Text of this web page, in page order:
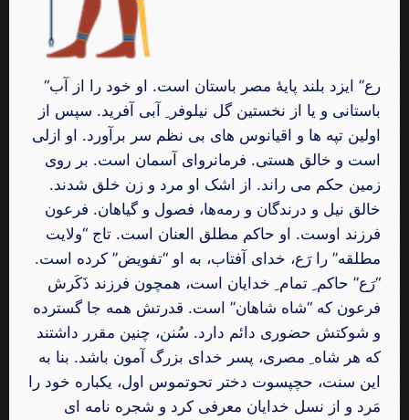
“رع” ایزد بلند پایۀ مصر باستان است. او خود را از آب
باستانی و یا از نخستین گل نیلوفر ِ آبی آفرید. سپس از
اولین تپه ها و اقیانوس های بی نظم سر برآورد. او ازلی
است و خالق هستی. فرمانروای آسمان است. بر روی
زمین حکم می راند. از اشک او مرد و زن خلق شدند.
خالق نیل و درندگان و رمه‌ها، فصول و گیاهان. فرعون
فرزند اوست. او حاکم مطلق العنان است. تاج “ولایت
مطلقه” را رَع، خدای آفتاب، به او “تفویض” کرده است.
“رَع” حاکم ِ تمام ِ خدایان است، همچون فرزند ذَکَرش
فرعون که “شاه شاهان” است. قدرتش همه جا گسترده
و شوکتش حضوری دائم دارد. سُنن، چنین مقرر داشتند
که هر شاه ِ مصری، پسر خدای بزرگ آمون باشد. بنا به
این سنت، حچپسوت دختر تحوتموس اول، یکباره خود را
مَرد و از نسل خدایان معرفی کرد و شجره نامه ای